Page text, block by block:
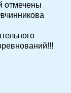
отмечены